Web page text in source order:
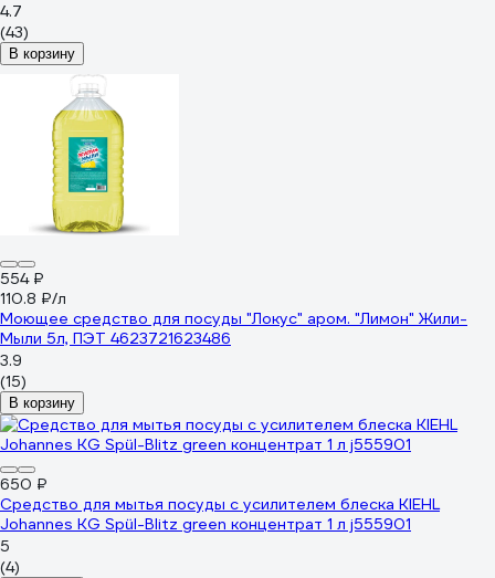
4.7
(43)
В корзину
554 ₽
110.8 ₽/л
Моющее средство для посуды "Локус" аром. "Лимон" Жили-
Мыли 5л, ПЭТ 4623721623486
3.9
(15)
В корзину
650 ₽
Средство для мытья посуды с усилителем блеска KIEHL
Johannes KG Spül-Blitz green концентрат 1 л j555901
5
(4)